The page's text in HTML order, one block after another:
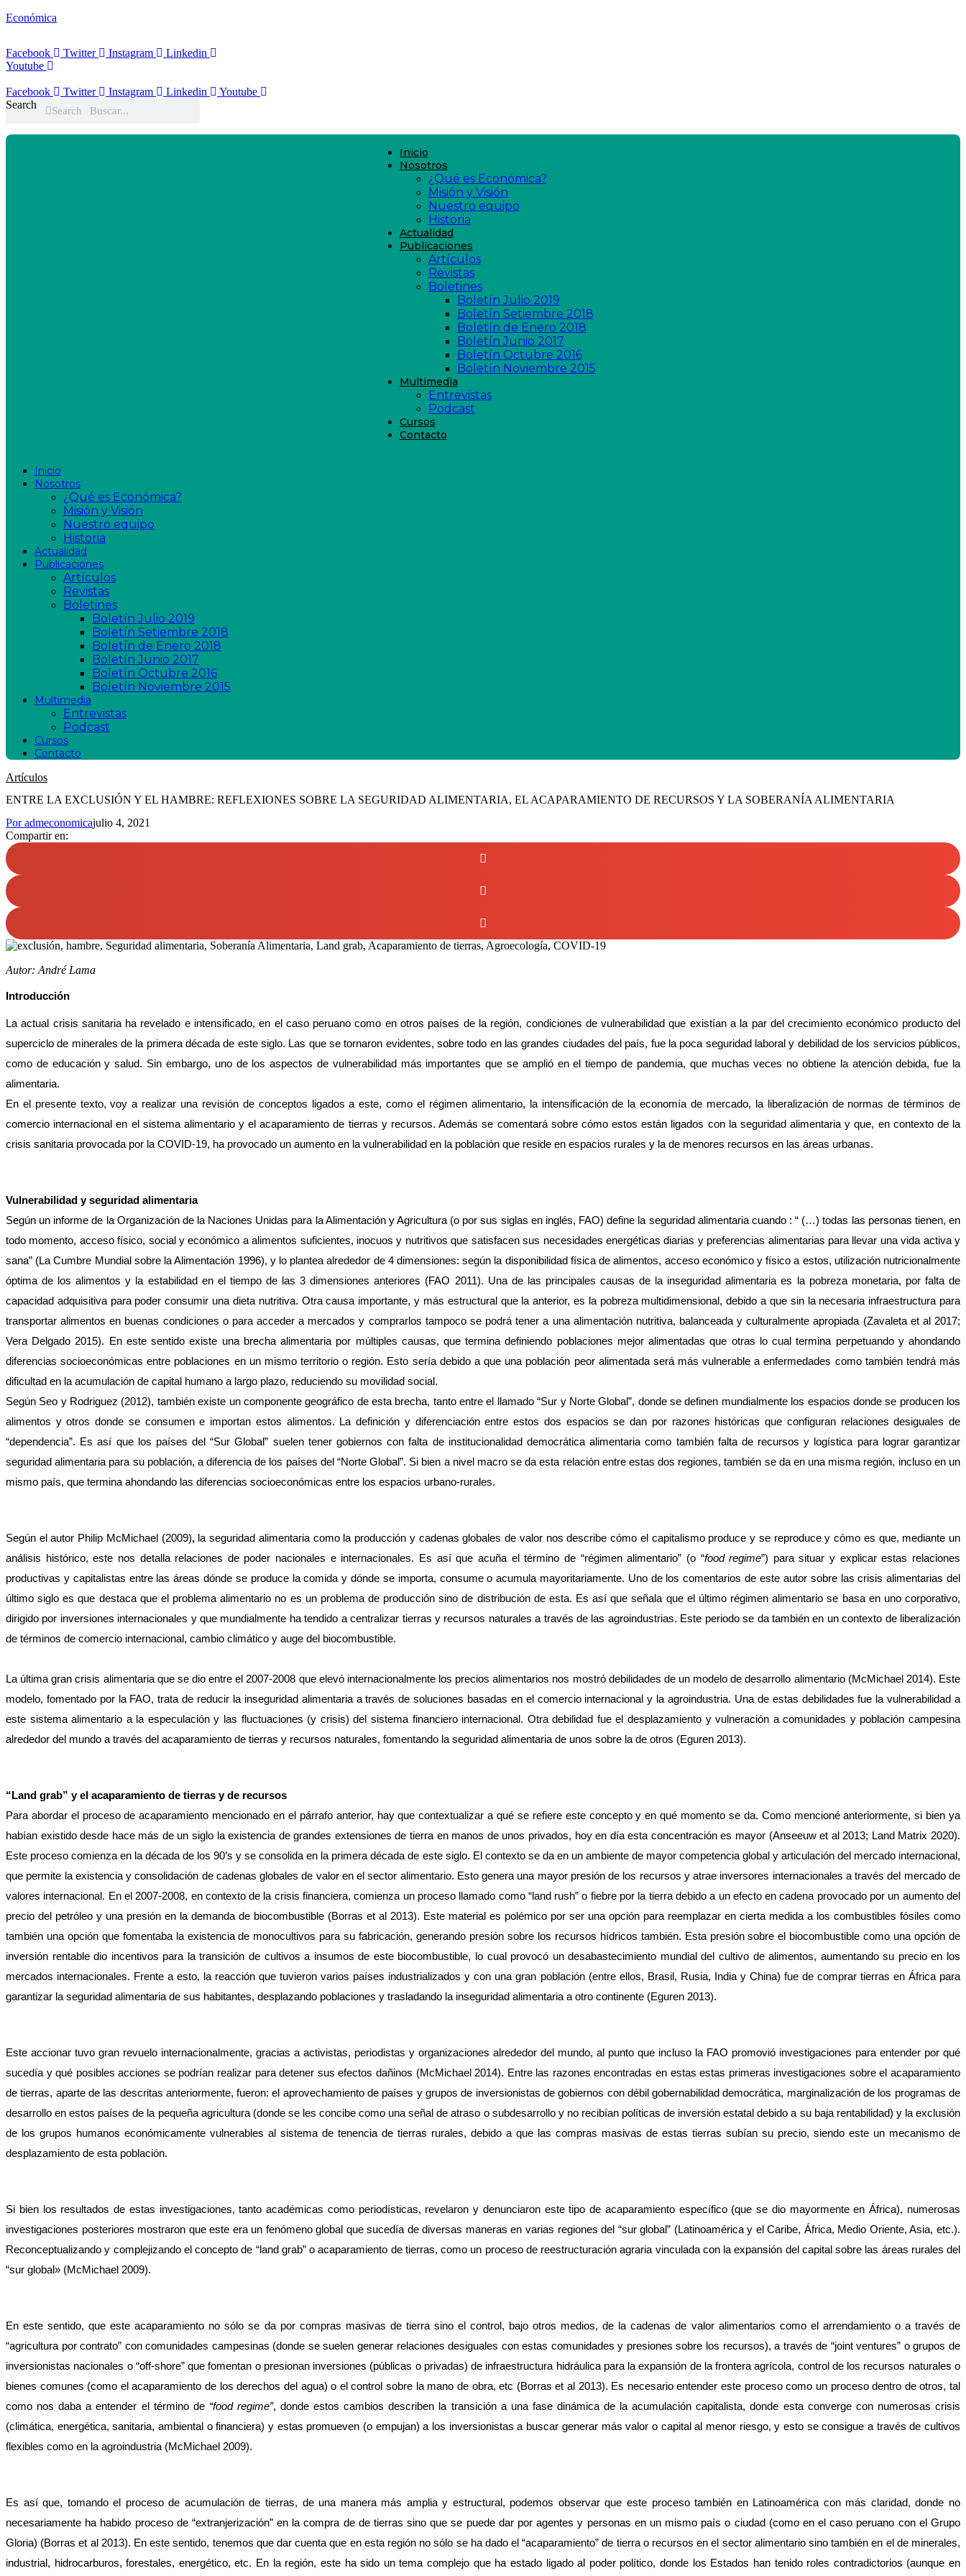
Económica
Facebook Twitter Instagram
Linkedin
Youtube
Facebook Twitter Instagram Linkedin
Youtube
Search
Search
Inicio
Nosotros
¿Qué es Económica?
Misión y Visión
Nuestro equipo
Historia
Actualidad
Publicaciones
Artículos
Revistas
Boletines
Boletín Julio 2019
Boletín Setiembre 2018
Boletín de Enero 2018
Boletín Junio 2017
Boletín Octubre 2016
Boletín Noviembre 2015
Multimedia
Entrevistas
Podcast
Cursos
Contacto
Inicio
Nosotros
¿Qué es Económica?
Misión y Visión
Nuestro equipo
Historia
Actualidad
Publicaciones
Artículos
Revistas
Boletines
Boletín Julio 2019
Boletín Setiembre 2018
Boletín de Enero 2018
Boletín Junio 2017
Boletín Octubre 2016
Boletín Noviembre 2015
Multimedia
Entrevistas
Podcast
Cursos
Contacto
Artículos
ENTRE LA EXCLUSIÓN Y EL HAMBRE: REFLEXIONES SOBRE LA SEGURIDAD ALIMENTARIA, EL ACAPARAMIENTO DE RECURSOS Y LA SOBERANÍA ALIMENTARIA
Poradmeconomicajulio 4, 2021
Compartir en:
Autor: André Lama
Introducción
La actual crisis sanitaria ha revelado e intensificado, en el caso peruano como en otros países de la región, condiciones de vulnerabilidad que existían a la par del crecimiento económico producto del
superciclo de minerales de la primera década de este siglo. Las que se tornaron evidentes, sobre todo en las grandes ciudades del país, fue la poca seguridad laboral y debilidad de los servicios públicos,
como de educación y salud. Sin embargo, uno de los aspectos de vulnerabilidad más importantes que se amplió en el tiempo de pandemia, que muchas veces no obtiene la atención debida, fue l a
alimentaria.
En el presente texto, voy a realizar una revisión de conceptos ligados a este, como el régimen alimentario, la intensificación de la economía de mercado, la liberalización de normas de términos de
comercio internacional en el sistema alimentario y el acaparamiento de tierras y recursos. Además se comentará sobre cómo estos están ligados con la seguridad alimentaria y que, en contexto de la
crisis sanitaria provocada por la COVID-19, ha provocado un aumento en la vulnerabilidad en la población que reside en espacios rurales y la de menores recursos en las áreas urbanas.
Vulnerabilidad y seguridad alimentaria
Según un informe de la Organización de la Naciones Unidas para la Alimentación y Agricultura (o por sus siglas en inglés, FAO) define la seguridad alimentaria cuando : “ (…) todas las personas tienen, en
todo momento, acceso físico, social y económico a alimentos suficientes, inocuos y nutritivos que satisfacen sus necesidades energéticas diarias y preferencias alimentarias para llevar una vida activa y
sana” (La Cumbre Mundial sobre la Alimentación 1996), y lo plantea alrededor de 4 dimensiones: según la disponibilidad física de alimentos, acceso económico y físico a estos, utilización nutricionalmente
óptima de los alimentos y la estabilidad en el tiempo de las 3 dimensiones anteriores (FAO 2011). Una de las principales causas de la inseguridad alimentaria es la pobreza monetaria, por falta de
capacidad adquisitiva para poder consumir una dieta nutritiva. Otra causa importante, y más estructural que la anterior, es la pobreza multidimensional, debido a que sin la necesaria infraestructura para
transportar alimentos en buenas condiciones o para acceder a mercados y comprarlos tampoco se podrá tener a una alimentación nutritiva, balanceada y culturalmente apropiada (Zavaleta et al 2017;
Vera Delgado 2015). En este sentido existe una brecha alimentaria por múltiples causas, que termina definiendo poblaciones mejor alimentadas que otras lo cual termina perpetuando y ahondando
diferencias socioeconómicas entre poblaciones en un mismo territorio o región. Esto sería debido a que una población peor alimentada será más vulnerable a enfermedades como también tendrá más
dificultad en la acumulación de capital humano a largo plazo, reduciendo su movilidad social.
Según Seo y Rodriguez (2012), también existe un componente geográfico de esta brecha, tanto entre el llamado “Sur y Norte Global”, donde se definen mundialmente los espacios donde se producen los
alimentos y otros donde se consumen e importan estos alimentos. La definición y diferenciación entre estos dos espacios se dan por razones históricas que configuran relaciones desiguales de
“dependencia”. Es así que los países del “Sur Global” suelen tener gobiernos con falta de institucionalidad democrática alimentaria como también falta de recursos y logística para lograr garantizar
seguridad alimentaria para su población, a diferencia de los países del “Norte Global”. Si bien a nivel macro se da esta relación entre estas dos regiones, también se da en una misma región, incluso en un
mismo país, que termina ahondando las diferencias socioeconómicas entre los espacios urbano-rurales.
Según el autor Philip McMichael (2009), la seguridad alimentaria como la producción y cadenas globales de valor nos describe cómo el capitalismo produce y se reproduce y cómo es que, mediante un
análisis histórico, este nos detalla relaciones de poder nacionales e internacionales. Es así que acuña el término de “régimen alimentario” (o “food regime”) para situar y explicar estas relaciones
productivas y capitalistas entre las áreas dónde se produce la comida y dónde se importa, consume o acumula mayoritariamente. Uno de los comentarios de este autor sobre las crisis alimentarias del
último siglo es que destaca que el problema alimentario no es un problema de producción sino de distribución de esta. Es así que señala que el último régimen alimentario se basa en uno corporativo,
dirigido por inversiones internacionales y que mundialmente ha tendido a centralizar tierras y recursos naturales a través de las agroindustrias. Este periodo se da también en un contexto de liberalización
de términos de comercio internacional, cambio climático y auge del biocombustible.
La última gran crisis alimentaria que se dio entre el 2007-2008 que elevó internacionalmente los precios alimentarios nos mostró debilidades de un modelo de desarrollo alimentario (McMichael 2014). Este
modelo, fomentado por la FAO, trata de reducir la inseguridad alimentaria a través de soluciones basadas en el comercio internacional y la agroindustria. Una de estas debilidades fue la vulnerabilidad a
este sistema alimentario a la especulación y las fluctuaciones (y crisis) del sistema financiero internacional. Otra debilidad fue el desplazamiento y vulneración a comunidades y población campesina
alrededor del mundo a través del acaparamiento de tierras y recursos naturales, fomentando la seguridad alimentaria de unos sobre la de otros (Eguren 2013).
“Land grab” y el acaparamiento de tierras y de recursos
Para abordar el proceso de acaparamiento mencionado en el párrafo anterior, hay que contextualizar a qué se refiere este concepto y en qué momento se da. Como mencioné anteriormente, si bien ya
habían existido desde hace más de un siglo la existencia de grandes extensiones de tierra en manos de unos privados, hoy en día esta concentración es mayor (Anseeuw et al 2013; Land Matrix 2020).
Este proceso comienza en la década de los 90’s y se consolida en la primera década de este siglo. El contexto se da en un ambiente de mayor competencia global y articulación del mercado internacional,
que permite la existencia y consolidación de cadenas globales de valor en el sector alimentario. Esto genera una mayor presión de los recursos y atrae inversores internacionales a través del mercado de
valores internacional. En el 2007-2008, en contexto de la crisis financiera, comienza un proceso llamado como “land rush” o fiebre por la tierra debido a un efecto en cadena provocado por un aumento del
precio del petróleo y una presión en la demanda de biocombustible (Borras et al 2013). Este material es polémico por ser una opción para reemplazar en cierta medida a los combustibles fósiles como
también una opción que fomentaba la existencia de monocultivos para su fabricación, generando presión sobre los recursos hídricos también. Esta presión sobre el biocombustible como una opción de
inversión rentable dio incentivos para la transición de cultivos a insumos de este biocombustible, lo cual provocó un desabastecimiento mundial del cultivo de alimentos, aumentando su precio en los
mercados internacionales. Frente a esto, la reacción que tuvieron varios países industrializados y con una gran población (entre ellos, Brasil, Rusia, India y China) fue de comprar tierras en África para
garantizar la seguridad alimentaria de sus habitantes, desplazando poblaciones y trasladando la inseguridad alimentaria a otro continente (Eguren 2013).
Este accionar tuvo gran revuelo internacionalmente, gracias a activistas, periodistas y organizaciones alrededor del mundo, al punto que incluso la FAO promovió investigaciones para entender por qué
sucedía y qué posibles acciones se podrían realizar para detener sus efectos dañinos (McMichael 2014). Entre las razones encontradas en estas estas primeras investigaciones sobre el acaparamiento
de tierras, aparte de las descritas anteriormente, fueron: el aprovechamiento de países y grupos de inversionistas de gobiernos con débil gobernabilidad democrática, marginalización de los programas de
desarrollo en estos países de la pequeña agricultura (donde se les concibe como una señal de atraso o subdesarrollo y no recibían políticas de inversión estatal debido a su baja rentabilidad) y la exclusión
de los grupos humanos económicamente vulnerables al sistema de tenencia de tierras rurales, debido a que las compras masivas de estas tierras subían su precio, siendo este un mecanismo de
desplazamiento de esta población.
Si bien los resultados de estas investigaciones, tanto académicas como periodísticas, revelaron y denunciaron este tipo de acaparamiento específico (que se dio mayormente en África), numerosas
investigaciones posteriores mostraron que este era un fenómeno global que sucedía de diversas maneras en varias regiones del “sur global” (Latinoamérica y el Caribe, África, Medio Oriente, Asia, etc.).
Reconceptualizando y complejizando el concepto de “land grab” o acaparamiento de tierras, como un proceso de reestructuración agraria vinculada con la expansión del capital sobre las áreas rurales del
“sur global» (McMichael 2009).
En este sentido, que este acaparamiento no sólo se da por compras masivas de tierra sino el control, bajo otros medios, de la cadenas de valor alimentarios como el arrendamiento o a través de
“agricultura por contrato” con comunidades campesinas (donde se suelen generar relaciones desiguales con estas comunidades y presiones sobre los recursos), a través de “joint ventures” o grupos de
inversionistas nacionales o “off-shore” que fomentan o presionan inversiones (públicas o privadas) de infraestructura hidráulica para la expansión de la frontera agrícola, control de los recursos naturales o
bienes comunes (como el acaparamiento de los derechos del agua) o el control sobre la mano de obra, etc (Borras et al 2013). Es necesario entender este proceso como un proceso dentro de otros, tal
como nos daba a entender el término de “food regime”, donde estos cambios describen la transición a una fase dinámica de la acumulación capitalista, donde esta converge con numerosas crisis
(climática, energética, sanitaria, ambiental o financiera) y estas promueven (o empujan) a los inversionistas a buscar generar más valor o capital al menor riesgo, y esto se consigue a través de cultivos
flexibles como en la agroindustria (McMichael 2009).
Es así que, tomando el proceso de acumulación de tierras, de una manera más amplia y estructural, podemos observar que este proceso también en Latinoamérica con más claridad, donde no
necesariamente ha habido proceso de “extranjerización” en la compra de de tierras sino que se puede dar por agentes y personas en un mismo país o ciudad (como en el caso peruano con el Grupo
Gloria) (Borras et al 2013). En este sentido, tenemos que dar cuenta que en esta región no sólo se ha dado el “acaparamiento” de tierra o recursos en el sector alimentario sino también en el de minerales,
industrial, hidrocarburos, forestales, energético, etc. En la región, este ha sido un tema complejo que ha estado ligado al poder político, donde los Estados han tenido roles contradictorios (aunque en